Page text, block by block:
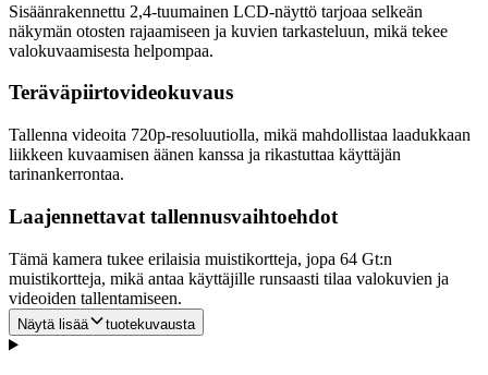
Sisäänrakennettu 2,4-tuumainen LCD-näyttö tarjoaa selkeän
näkymän otosten rajaamiseen ja kuvien tarkasteluun, mikä tekee
valokuvaamisesta helpompaa.
Teräväpiirtovideokuvaus
Tallenna videoita 720p-resoluutiolla, mikä mahdollistaa laadukkaan
liikkeen kuvaamisen äänen kanssa ja rikastuttaa käyttäjän
tarinankerrontaa.
Laajennettavat tallennusvaihtoehdot
Tämä kamera tukee erilaisia muistikortteja, jopa 64 Gt:n
muistikortteja, mikä antaa käyttäjille runsaasti tilaa valokuvien ja
videoiden tallentamiseen.
Näytä lisää tuotekuvausta